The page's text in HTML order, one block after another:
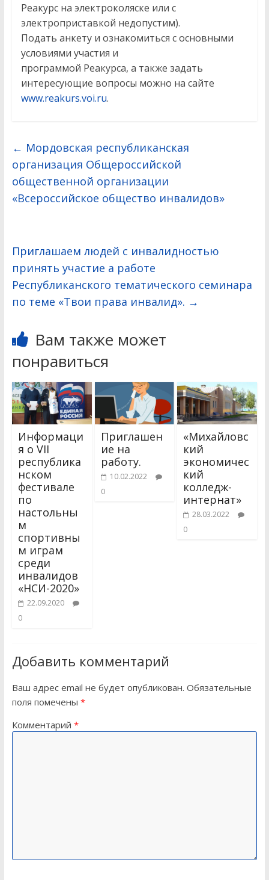
Реакурс на электроколяске или с
электроприставкой недопустим).
Подать анкету и ознакомиться с основными
условиями участия и
программой Реакурса, а также задать
интересующие вопросы можно на сайте
www.reakurs.voi.ru.
← Мордовская республиканская
организация Общероссийской
общественной организации
«Всероссийское общество инвалидов»
Приглашаем людей с инвалидностью
принять участие а работе
Республиканского тематического семинара
по теме «Твои права инвалид». →
Вам также может
понравиться
Информаци
я о VII
республика
нском
фестивале
по
настольны
м
спортивны
м играм
среди
инвалидов
«НСИ-2020»
22.09.2020
0
Приглашен
ие на
работу.
10.02.2022
0
«Михайловс
кий
экономичес
кий
колледж-
интернат»
28.03.2022
0
Добавить комментарий
Ваш адрес email не будет опубликован. Обязательные
поля помечены *
Комментарий *